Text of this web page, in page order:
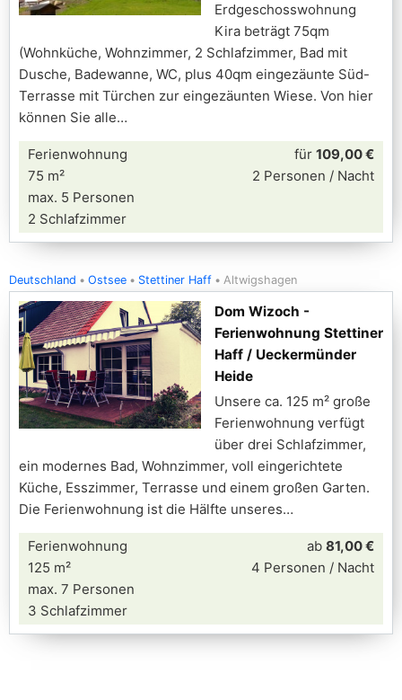
Erdgeschosswohnung
Kira beträgt 75qm
(Wohnküche, Wohnzimmer, 2 Schlafzimmer, Bad mit
Dusche, Badewanne, WC, plus 40qm eingezäunte Süd-
Terrasse mit Türchen zur eingezäunten Wiese. Von hier
können Sie alle
Ferienwohnung
75 m²
max. 5 Personen
2 Schlafzimmer
für 109,00 €
2 Personen / Nacht
Deutschland Ostsee Stettiner Haff Altwigshagen
Dom Wizoch -
Ferienwohnung Stettiner
Haff / Ueckermünder
Heide
Unsere ca. 125 m² große
Ferienwohnung verfügt
über drei Schlafzimmer,
ein modernes Bad, Wohnzimmer, voll eingerichtete
Küche, Esszimmer, Terrasse und einem großen Garten.
Die Ferienwohnung ist die Hälfte unseres
Ferienwohnung
125 m²
max. 7 Personen
3 Schlafzimmer
ab 81,00 €
4 Personen / Nacht